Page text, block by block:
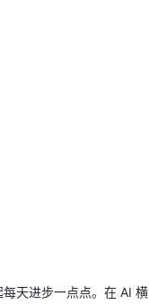
天进步一点点。在 AI 横